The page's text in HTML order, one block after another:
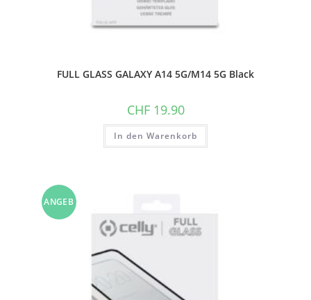
FULL GLASS GALAXY A14 5G/M14 5G Black
CHF19.90
In den Warenkorb
ANGEB